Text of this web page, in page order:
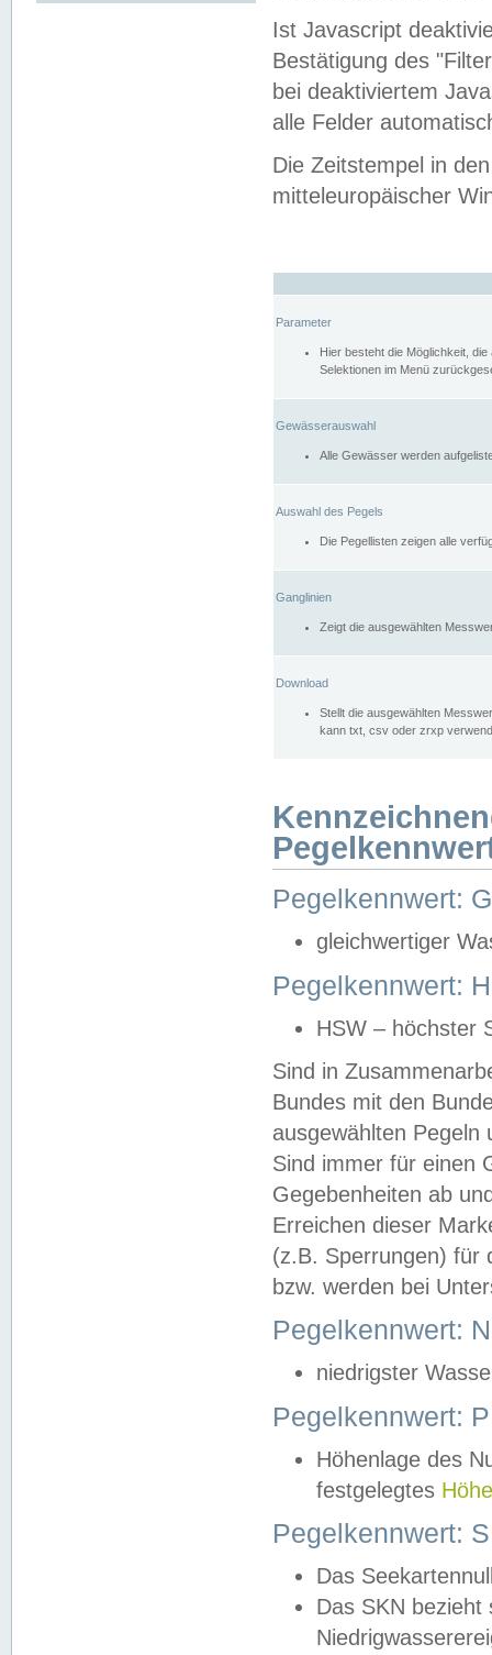
Ist Javascript
Bestätigung des
bei deaktiviertem
alle Felder
Die Zeitstempel in
mitteleuropäischer
Parameter
Hier besteht die Möglichkeit,
Selektionen im Menü
Gewässerauswahl
Alle Gewässer werden
Auswahl des Pegels
Die Pegellisten zeigen alle
Ganglinien
Zeigt die ausgewählten
Download
Stellt die ausgewählten
kann txt, csv oder zrxp
Pegelkennwert:
gleichwertiger
Pegelkennwert:
HSW – höchster
Sind in
Bundes mit den
ausgewählten
Sind immer für einen
Gegebenheiten ab
Erreichen dieser
(z.B. Sperrungen) für
bzw. werden bei
Pegelkennwert:
niedrigster
Pegelkennwert:
Höhenlage des
festgelegtes
Pegelkennwert:
Das
Das SKN